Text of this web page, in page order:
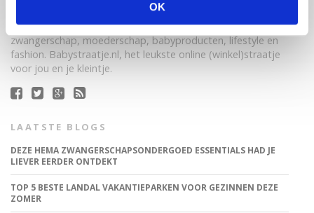
OK
jonge moeders. Een online ontmoetingsplek vol
inspirerende blogs en handige artikelen op het gebied van
zwangerschap, moederschap, babyproducten, lifestyle en
fashion. Babystraatje.nl, het leukste online (winkel)straatje
voor jou en je kleintje.
LAATSTE BLOGS
DEZE HEMA ZWANGERSCHAPSONDERGOED ESSENTIALS HAD JE
LIEVER EERDER ONTDEKT
TOP 5 BESTE LANDAL VAKANTIEPARKEN VOOR GEZINNEN DEZE
ZOMER